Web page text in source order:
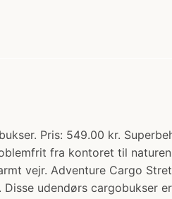
Pris: 549.00 kr.
fra kontoret til
vejr. Adventure Cargo
udendørs cargobukser